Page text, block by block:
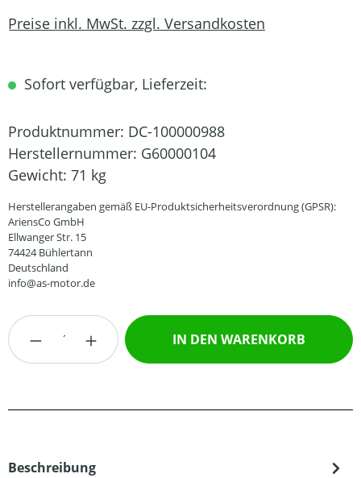
Preise inkl. MwSt. zzgl. Versandkosten
Sofort verfügbar, Lieferzeit:
Produktnummer: DC-100000988
Herstellernummer: G60000104
Gewicht: 71 kg
Herstellerangaben gemäß EU-Produktsicherheitsverordnung (GPSR):
AriensCo GmbH
Ellwanger Str. 15
74424 Bühlertann
Deutschland
info@as-motor.de
Produkt Anzahl: Gib den gewünschten
IN DEN WARENKORB
Beschreibung